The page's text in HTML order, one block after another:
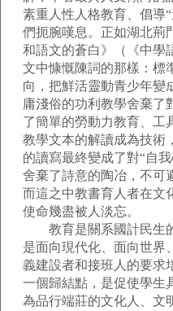
素重人性人格教育、倡導
們扼腕嘆息。正如湖北荊
和語文的蒼白》（《中學
文中慷慨陳詞的那樣：標
向，把鮮活靈動青少年變
庸淺俗的功利教學舍棄了
了簡單的勞動力教育、工
教學文本的解讀成為技術
的讀寫最終變成了對“自
舍棄了詩意的陶冶，不可
而這之中教書育人者在文
使命幾盡被人淡忘。
教育是關系國計民生
是面向現代化、面向世界
義建設者和接班人的要求
一個歸結點，是促使學生
為品行端莊的文化人、文